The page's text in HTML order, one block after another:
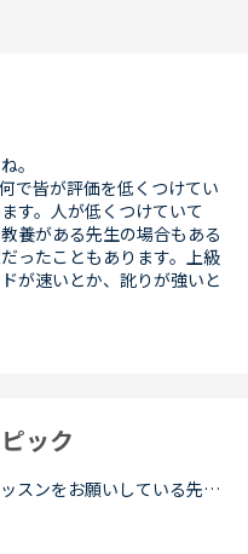
。
で皆が評価を低くつけてい
す。人が低くつけていて
養がある先生の場合もある
ったこともあります。上級
が速いとか、訛りが強いと
ック
私は英会話初心者です。最近よくレッスンをお願いしている先生が実は中上級者向けだと知りました。紹介欄をよく読まず、対応教材だけで絞り込んだ為に選んでしまいました。とても良い先生で、毎日でも受けたいく...